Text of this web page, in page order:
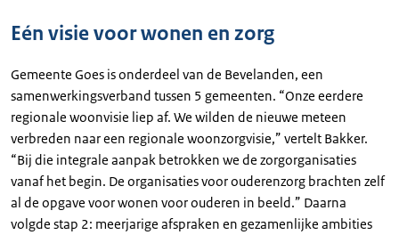
Eén visie voor wonen en zorg
Gemeente Goes is onderdeel van de Bevelanden, een
samenwerkingsverband tussen 5 gemeenten. “Onze eerdere
regionale woonvisie liep af. We wilden de nieuwe meteen
verbreden naar een regionale woonzorgvisie,” vertelt Bakker.
“Bij die integrale aanpak betrokken we de zorgorganisaties
vanaf het begin. De organisaties voor ouderenzorg brachten zelf
al de opgave voor wonen voor ouderen in beeld.” Daarna
volgde stap 2: meerjarige afspraken en gezamenlijke ambities